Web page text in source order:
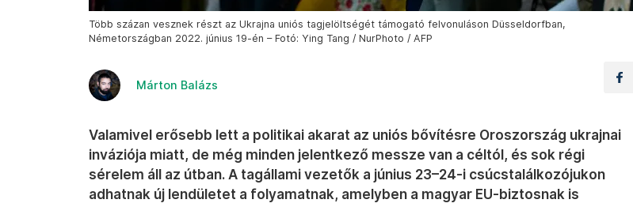
Több százan vesznek részt az Ukrajna uniós tagjelöltségét támogató felvonuláson Düsseldorfban,
Németországban 2022. június 19-én – Fotó: Ying Tang / NurPhoto / AFP
Márton Balázs
Valamivel erősebb lett a politikai akarat az uniós bővítésre Oroszország ukrajnai
inváziója miatt, de még minden jelentkező messze van a céltól, és sok régi
sérelem áll az útban. A tagállami vezetők a június 23–24-i csúcstalálkozójukon
adhatnak új lendületet a folyamatnak, amelyben a magyar EU-biztosnak is